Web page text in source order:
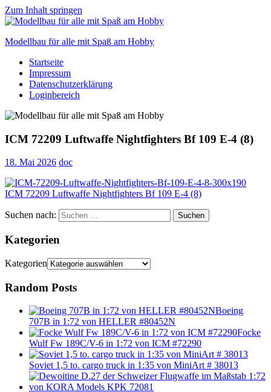
Zum Inhalt springen
Modellbau für alle mit Spaß am Hobby
Scale
modelling
to
Startseite
Impressum
Datenschutzerklärung
Loginbereich
ICM 72209 Luftwaffe Nightfighters Bf 109 E-4 (8)
18. Mai 2026 doc
Suchen nach: Suchen
Kategorien
Kategorien
Random Posts
Boeing
707B in 1:72 von HELLER #80452N
Focke
Wulf Fw 189C/V-6 in 1:72 von ICM #72290
Soviet 1,5 to. cargo truck in 1:35 von MiniArt # 38013